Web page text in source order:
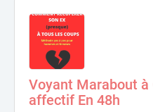
Voyant Marabout à
affectif En 48h